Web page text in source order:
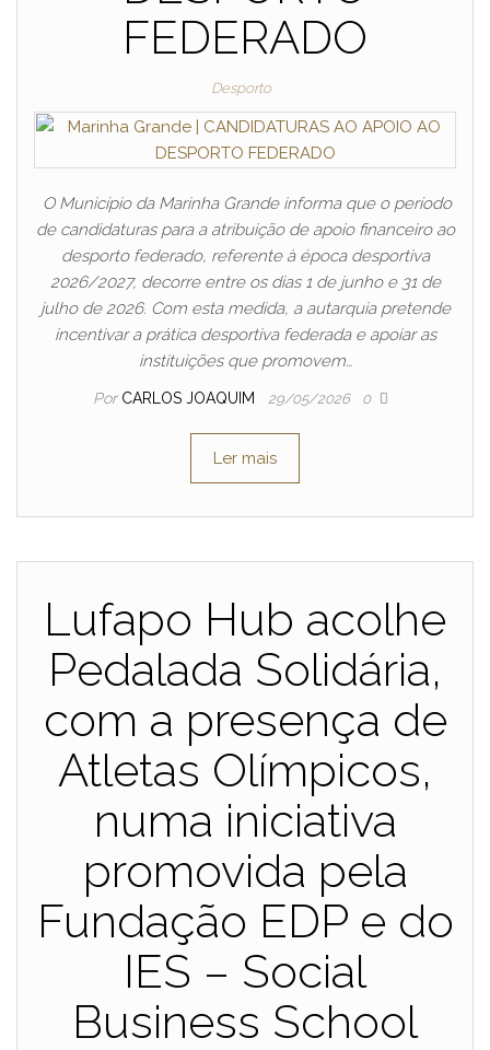
FEDERADO
Desporto
O Município da Marinha Grande informa que o período
de candidaturas para a atribuição de apoio financeiro ao
desporto federado, referente à época desportiva
2026/2027, decorre entre os dias 1 de junho e 31 de
julho de 2026. Com esta medida, a autarquia pretende
incentivar a prática desportiva federada e apoiar as
instituições que promovem…
Por CARLOS JOAQUIM 29/05/2026 0
Ler mais
Lufapo Hub acolhe
Pedalada Solidária,
com a presença de
Atletas Olímpicos,
numa iniciativa
promovida pela
Fundação EDP e do
IES – Social
Business School